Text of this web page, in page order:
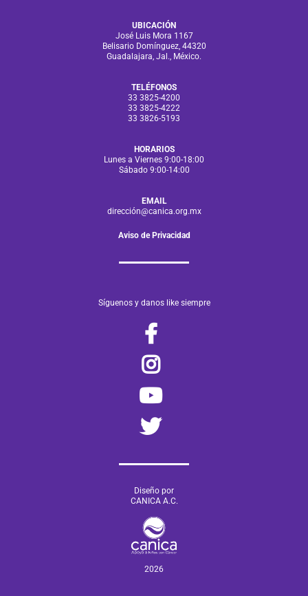
UBICACIÓN
José Luis Mora 1167
Belisario Domínguez, 44320
Guadalajara, Jal., México.
TELÉFONOS
33 3825-4200
33 3825-4222
33 3826-5193
HORARIOS
Lunes a Viernes 9:00-18:00
Sábado 9:00-14:00
EMAIL
dirección@canica.org.mx
Aviso de Privacidad
Síguenos y danos like siempre
Diseño por
CANICA A.C.
2026